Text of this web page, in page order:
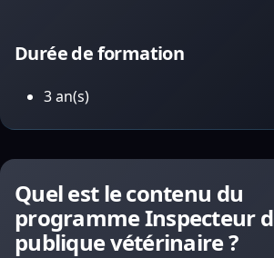
Durée de formation
3 an(s)
Quel est le contenu du
programme Inspecteur
publique vétérinaire ?